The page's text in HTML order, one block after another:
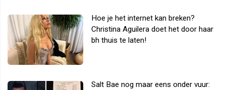
Hoe je het internet kan breken?
Christina Aguilera doet het door haar
bh thuis te laten!
Salt Bae nog maar eens onder vuur: